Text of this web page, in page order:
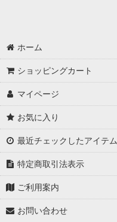
ホーム
ショッピングカート
マイページ
お気に入り
最近チェックしたアイテム
特定商取引法表示
ご利用案内
お問い合わせ